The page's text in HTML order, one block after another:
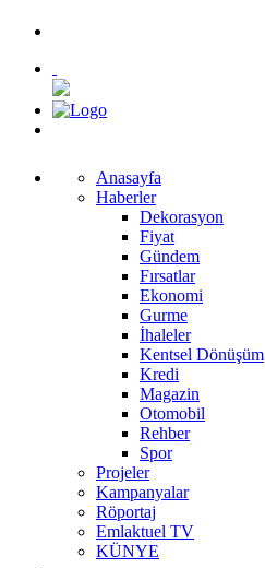
Anasayfa
Haberler
Dekorasyon
Fiyat
Gündem
Fırsatlar
Ekonomi
Gurme
İhaleler
Kentsel Dönüşüm
Kredi
Magazin
Otomobil
Rehber
Spor
Projeler
Kampanyalar
Röportaj
Emlaktuel TV
KÜNYE